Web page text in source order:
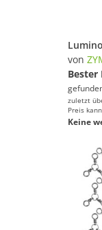
von
Bester
zuletzt
Preis
Keine